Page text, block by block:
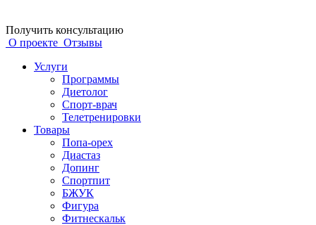
Получить консультацию
О проекте Отзывы
Услуги
Программы
Диетолог
Спорт-врач
Телетренировки
Товары
Попа-орех
Диастаз
Допинг
Спортпит
БЖУК
Фигура
Фитнескальк